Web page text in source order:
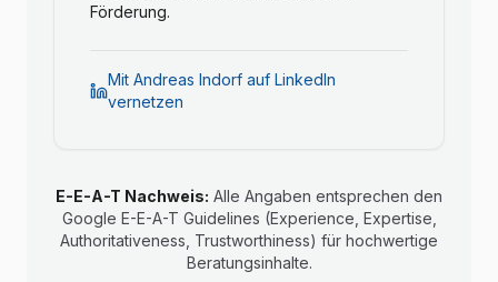
Förderung.
Mit Andreas Indorf auf LinkedIn
vernetzen
E-E-A-T Nachweis: Alle Angaben entsprechen den
Google E-E-A-T Guidelines (Experience, Expertise,
Authoritativeness, Trustworthiness) für hochwertige
Beratungsinhalte.